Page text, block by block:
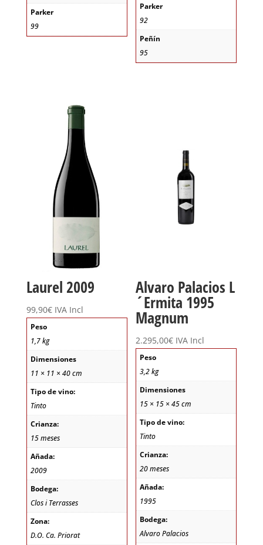
Parker
99
Parker
92
Peñín
95
Laurel 2009
99,90€ IVA Incl
Peso
1,7 kg
Dimensiones
11 × 11 × 40 cm
Tipo de vino:
Tinto
Crianza:
15 meses
Añada:
2009
Bodega:
Clos i Terrasses
Zona:
D.O. Ca. Priorat
Alvaro Palacios L
´Ermita 1995
Magnum
2.295,00€ IVA Incl
Peso
3,2 kg
Dimensiones
15 × 15 × 45 cm
Tipo de vino:
Tinto
Crianza:
20 meses
Añada:
1995
Bodega:
Alvaro Palacios